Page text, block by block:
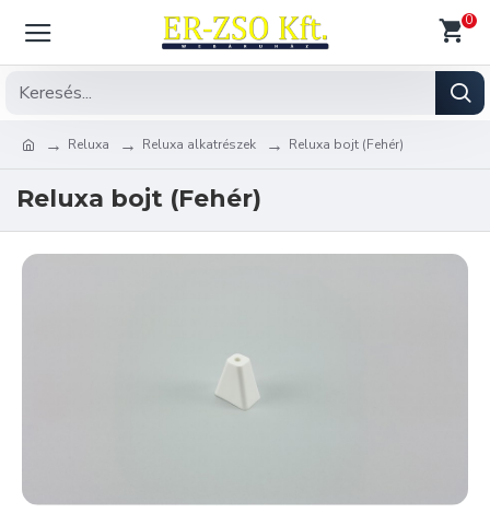
0
Reluxa Reluxa alkatrészek Reluxa bojt (Fehér)
Reluxa bojt (Fehér)